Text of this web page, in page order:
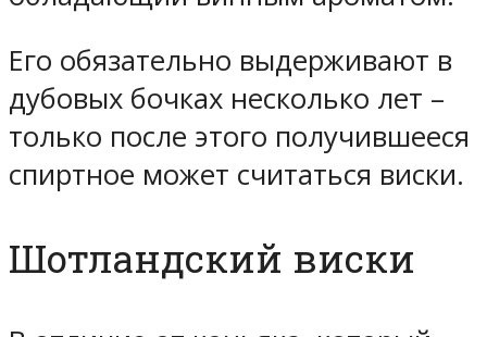
Его обязательно выдерживают в
дубовых бочках несколько лет –
только после этого получившееся
спиртное может считаться виски.
Шотландский виски